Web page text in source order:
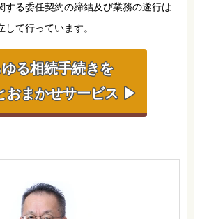
する委任契約の締結及び業務の遂行は
て行っています。
る相続手続きを
おまかせサービス ▶